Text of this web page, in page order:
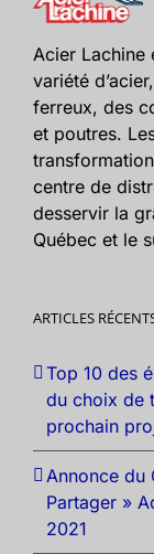
Acier Lachine
variété
ferreux, des
et poutres.
centre de
desservir la
Québec et le
ARTICLES
Top 10 des
du choix de
prochain
Annonce du
Partager »
2021